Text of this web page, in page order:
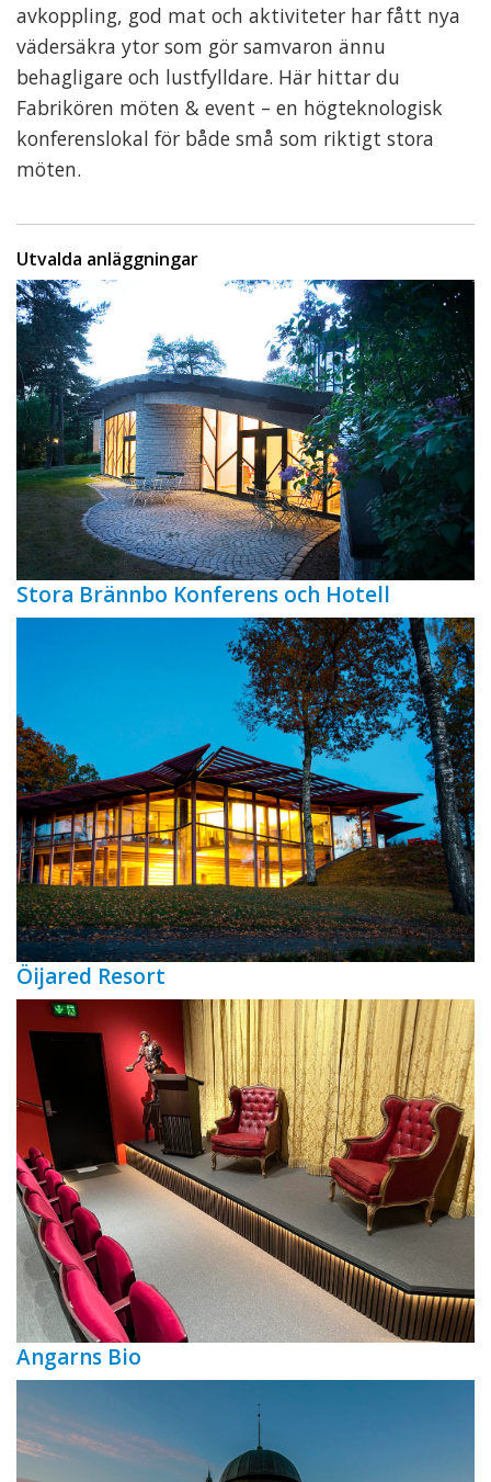
avkoppling, god mat och aktiviteter har fått nya
vädersäkra ytor som gör samvaron ännu
behagligare och lustfylldare. Här hittar du
Fabrikören möten & event – en högteknologisk
konferenslokal för både små som riktigt stora
möten.
Utvalda anläggningar
Stora Brännbo Konferens och Hotell
Öijared Resort
Angarns Bio